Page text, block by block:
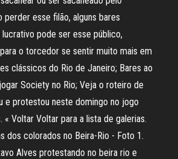
perder esse filão, alguns bares
pode ser esse público,
o torcedor se sentir muito mais em
clássicos do Rio de Janeiro; Bares ao
Society no Rio; Veja o roteiro de
e protestou neste domingo no jogo
« Voltar Voltar para a lista de galerias.
dos colorados no Beira-Rio - Foto 1.
Alves protestando no beira rio e